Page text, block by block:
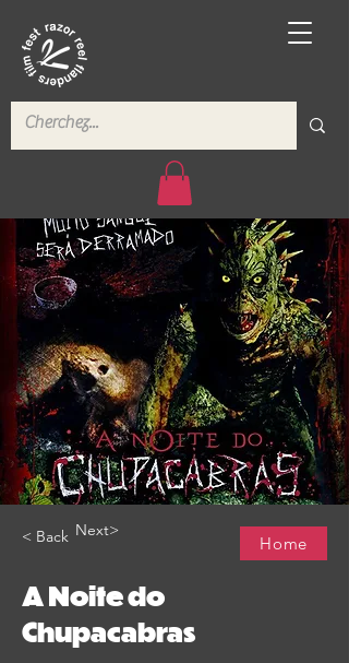
< Back Next>
Home
A Noite do
Chupacabras